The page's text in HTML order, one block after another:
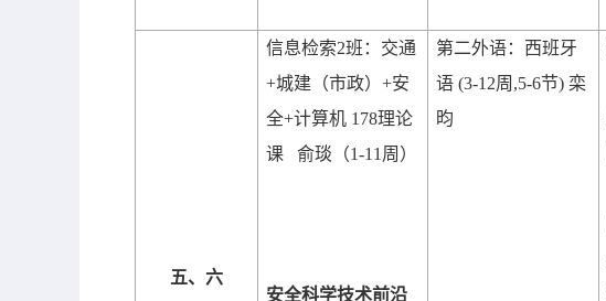
五、六
信息检索2班：交通
+城建（市政）+安
全+计算机 178理论
课 俞琰（1-11 周）
安全科学技术前沿
第二外语：西班牙
语(3-12周 ,5-6节) 栾
昀